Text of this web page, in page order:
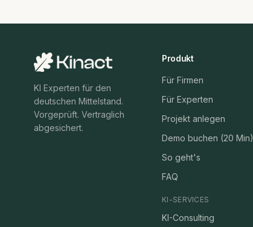
KI Experten für den
deutschen Mittelstand.
Vorgeprüft. Vertraglich
abgesichert.
Produkt
Für Firmen
Für Experten
Projekt anlegen
Demo buchen (20 Min)
So geht's
FAQ
KI-SERVICES
KI-Consulting